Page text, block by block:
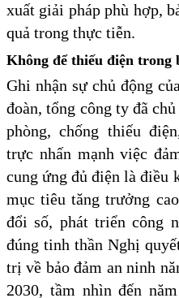
xuất giải pháp phù hợp,
quả trong thực tiễn.
Không để thiếu điện trong
Ghi nhận sự chủ động
đoàn, tổng công ty đã
phòng, chống thiếu
trực nhấn mạnh việc
cung ứng đủ điện là điều
mục tiêu tăng trưởng
đổi số, phát triển công
đúng tinh thần Nghị
trị về bảo đảm an ninh
2030, tầm nhìn đến